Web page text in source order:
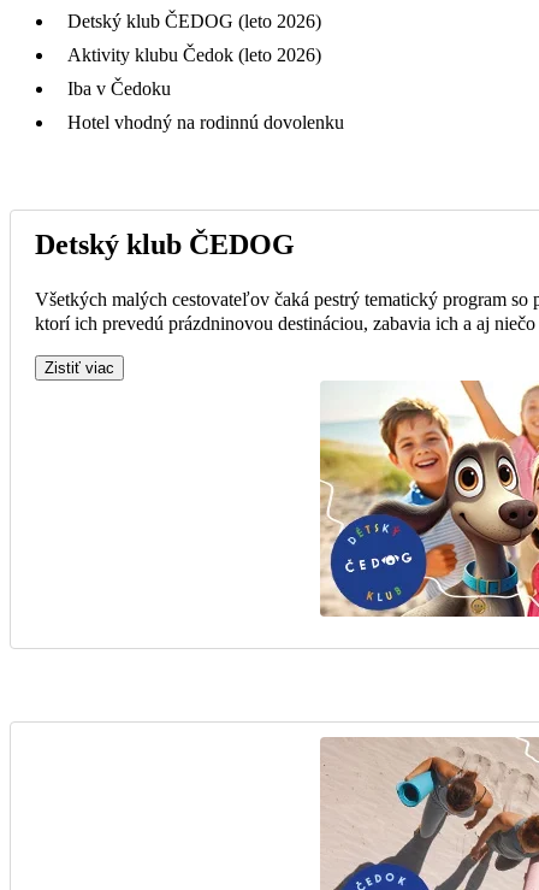
Detský klub ČEDOG (leto 2026)
Aktivity klubu Čedok (leto 2026)
Iba v Čedoku
Hotel vhodný na rodinnú dovolenku
Detský klub ČEDOG
Všetkých malých cestovateľov čaká pestrý tematický program
ktorí ich prevedú prázdninovou destináciou, zabavia ich a aj
Zistiť viac